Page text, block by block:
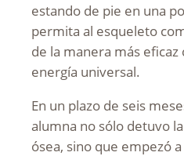
estando de pie en una
permita al esqueleto
de la manera más eficaz
energía universal.
En un plazo de seis
alumna no sólo detuvo
ósea, sino que empezó